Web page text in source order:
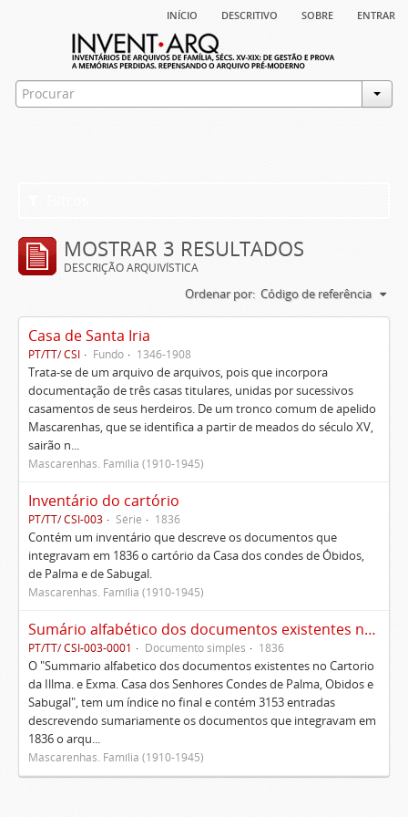
início descritivo sobre entrar
MOSTRAR 3 RESULTADOS
DESCRIÇÃO ARQUIVÍSTICA
Ordenar por: Código de referência
Casa de Santa Iria
PT/TT/ CSI Fundo 1346-1908
Trata-se de um arquivo de arquivos, pois que incorpora
documentação de três casas titulares, unidas por sucessivos
casamentos de seus herdeiros. De um tronco comum de apelido
Mascarenhas, que se identifica a partir de meados do século XV,
sairão n...
Mascarenhas. Família (1910-1945)
Inventário do cartório
PT/TT/ CSI-003 Série 1836
Contém um inventário que descreve os documentos que
integravam em 1836 o cartório da Casa dos condes de Óbidos,
de Palma e de Sabugal.
Mascarenhas. Família (1910-1945)
Sumário alfabético dos documentos existentes no Cartório da Ilustríssima e Excelentíssima Casa dos senhores condes de Palma, Óbidos e Sabugal
PT/TT/ CSI-003-0001 Documento simples 1836
O "Summario alfabetico dos documentos existentes no Cartorio
da Illma. e Exma. Casa dos Senhores Condes de Palma, Obidos e
Sabugal", tem um índice no final e contém 3153 entradas
descrevendo sumariamente os documentos que integravam em
1836 o arqu...
Mascarenhas. Família (1910-1945)